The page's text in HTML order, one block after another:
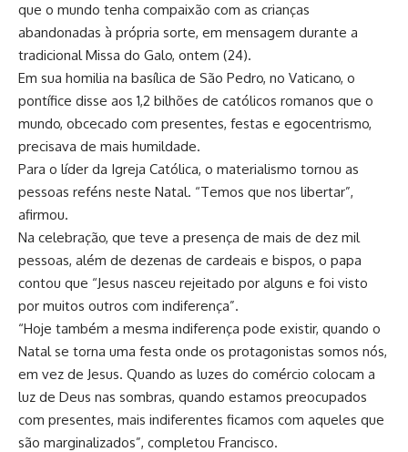
que o mundo tenha compaixão com as crianças
abandonadas à própria sorte, em mensagem durante a
tradicional Missa do Galo, ontem (24).
Em sua homilia na basílica de São Pedro, no Vaticano, o
pontífice disse aos 1,2 bilhões de católicos romanos que o
mundo, obcecado com presentes, festas e egocentrismo,
precisava de mais humildade.
Para o líder da Igreja Católica, o materialismo tornou as
pessoas reféns neste Natal. “Temos que nos libertar”,
afirmou.
Na celebração, que teve a presença de mais de dez mil
pessoas, além de dezenas de cardeais e bispos, o papa
contou que “Jesus nasceu rejeitado por alguns e foi visto
por muitos outros com indiferença”.
“Hoje também a mesma indiferença pode existir, quando o
Natal se torna uma festa onde os protagonistas somos nós,
em vez de Jesus. Quando as luzes do comércio colocam a
luz de Deus nas sombras, quando estamos preocupados
com presentes, mais indiferentes ficamos com aqueles que
são marginalizados”, completou Francisco.